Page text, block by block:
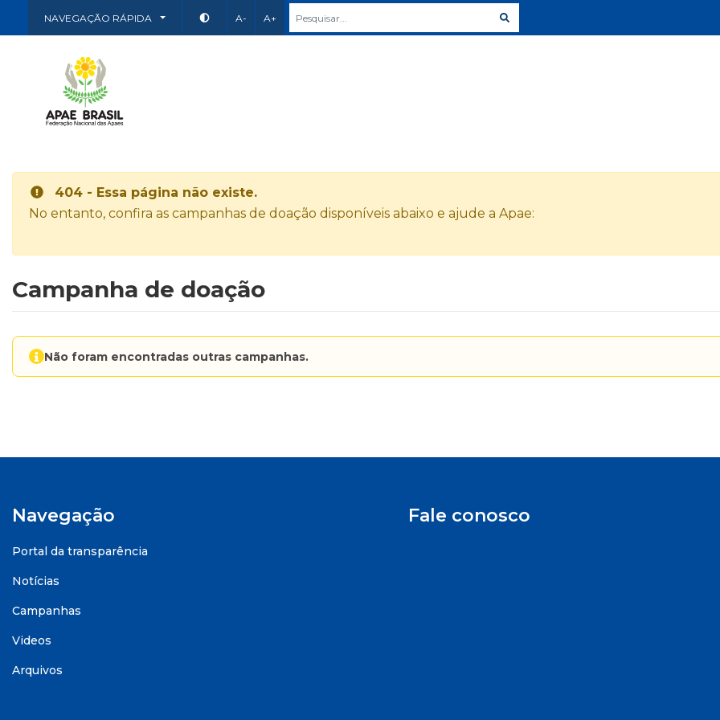
NAVEGAÇÃO RÁPIDA A- A+
404 - Essa página não existe.
No entanto, confira as campanhas de doação disponíveis abaixo e ajude a Apae:
Campanha de doação
Não foram encontradas outras campanhas.
Navegação
Portal da transparência
Notícias
Campanhas
Videos
Arquivos
Fale conosco